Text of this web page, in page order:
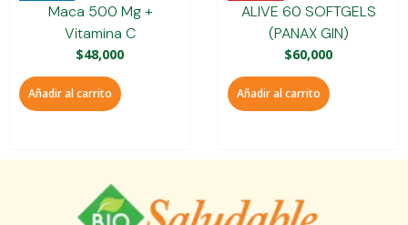
Maca 500 Mg +
Vitamina C
$48,000
Añadir al carrito
ALIVE 60 SOFTGELS
(PANAX GIN)
$60,000
Añadir al carrito